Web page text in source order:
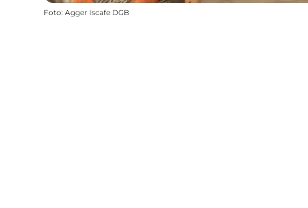
Foto: Agger Iscafe DGB